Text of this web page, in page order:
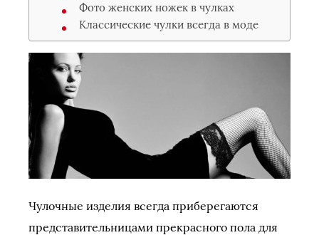
Фото женских ножек в чулках
Классические чулки всегда в моде
Чулочные изделия всегда приберегаются
представительницами прекрасного пола для